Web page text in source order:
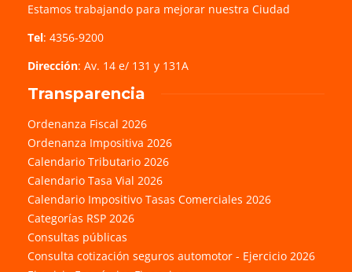
Estamos trabajando para mejorar nuestra Ciudad
Tel: 4356-9200
Dirección: Av. 14 e/ 131 y 131A
Transparencia
Ordenanza Fiscal 2026
Ordenanza Impositiva 2026
Calendario Tributario 2026
Calendario Tasa Vial 2026
Calendario Impositivo Tasas Comerciales 2026
Categorías RSP 2026
Consultas públicas
Consulta cotización seguros automotor - Ejercicio 2026